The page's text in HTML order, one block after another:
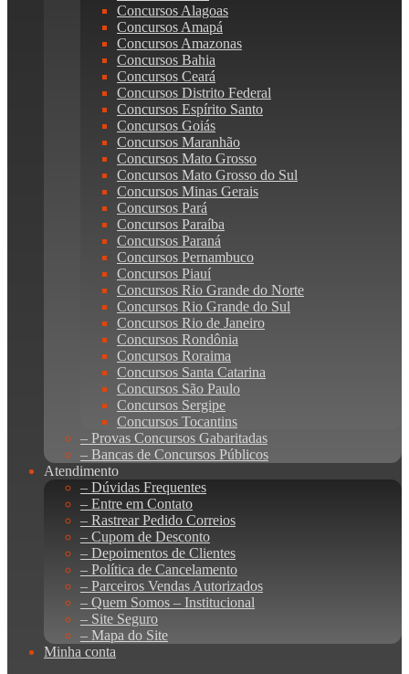
Concursos Alagoas
Concursos Amapá
Concursos Amazonas
Concursos Bahia
Concursos Ceará
Concursos Distrito Federal
Concursos Espírito Santo
Concursos Goiás
Concursos Maranhão
Concursos Mato Grosso
Concursos Mato Grosso do Sul
Concursos Minas Gerais
Concursos Pará
Concursos Paraíba
Concursos Paraná
Concursos Pernambuco
Concursos Piauí
Concursos Rio Grande do Norte
Concursos Rio Grande do Sul
Concursos Rio de Janeiro
Concursos Rondônia
Concursos Roraima
Concursos Santa Catarina
Concursos São Paulo
Concursos Sergipe
Concursos Tocantins
– Provas Concursos Gabaritadas
– Bancas de Concursos Públicos
Atendimento
– Dúvidas Frequentes
– Entre em Contato
– Rastrear Pedido Correios
– Cupom de Desconto
– Depoimentos de Clientes
– Política de Cancelamento
– Parceiros Vendas Autorizados
– Quem Somos – Institucional
– Site Seguro
– Mapa do Site
Minha conta